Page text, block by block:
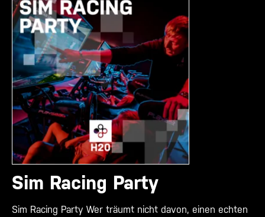
Sim Racing Party
Sim Racing Party Wer träumt nicht davon, einen echten